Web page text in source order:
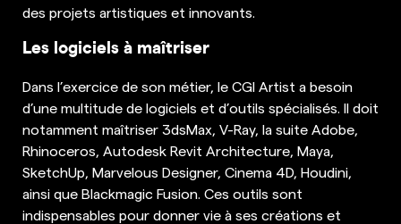
des projets artistiques et innovants.
Les logiciels à maîtriser
Dans l’exercice de son métier, le CGI Artist a besoin
d’une multitude de logiciels et d’outils spécialisés. Il doit
notamment maîtriser 3dsMax, V-Ray, la suite Adobe,
Rhinoceros, Autodesk Revit Architecture, Maya,
SketchUp, Marvelous Designer, Cinema 4D, Houdini,
ainsi que Blackmagic Fusion. Ces outils sont
indispensables pour donner vie à ses créations et